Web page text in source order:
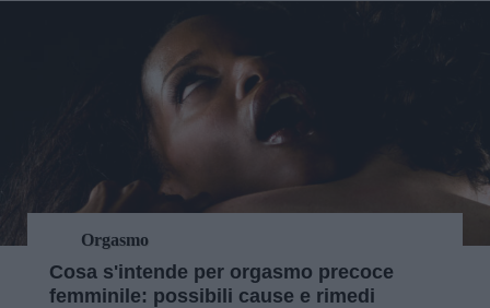
Orgasmo
Cosa s'intende per orgasmo precoce
femminile: possibili cause e rimedi